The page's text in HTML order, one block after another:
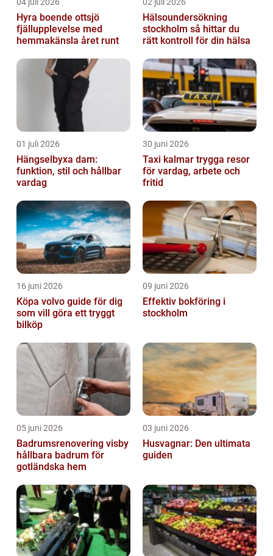
Hyra boende ottsjö
fjällupplevelse med
hemmakänsla året runt
Hälsoundersökning
stockholm så hittar du
rätt kontroll för din hälsa
01 juli 2026
Hängselbyxa dam:
funktion, stil och hållbar
vardag
30 juni 2026
Taxi kalmar trygga resor
för vardag, arbete och
fritid
16 juni 2026
Köpa volvo guide för dig
som vill göra ett tryggt
bilköp
09 juni 2026
Effektiv bokföring i
stockholm
05 juni 2026
Badrumsrenovering visby
hållbara badrum för
gotländska hem
03 juni 2026
Husvagnar: Den ultimata
guiden